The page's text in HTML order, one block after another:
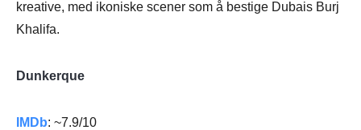
kreative, med ikoniske scener som å bestige Dubais Burj
Khalifa.
Dunkerque
IMDb: ~7.9/10